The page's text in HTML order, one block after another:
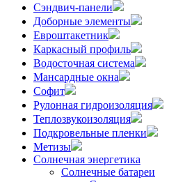
Сэндвич-панели
Доборные элементы
Евроштакетник
Каркасный профиль
Водосточная система
Мансардные окна
Софит
Рулонная гидроизоляция
Теплозвукоизоляция
Подкровельные пленки
Метизы
Солнечная энергетика
Солнечные батареи